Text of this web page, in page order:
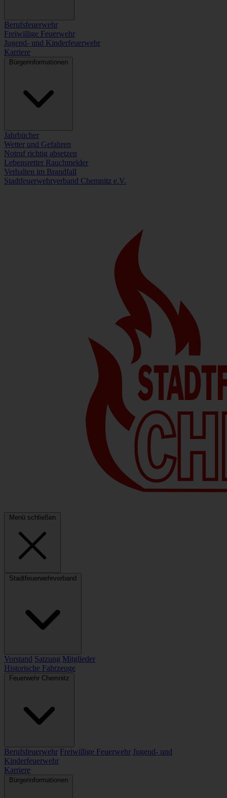
Berufsfeuerwehr
Freiwillige Feuerwehr
Jugend- und Kinderfeuerwehr
Karriere
Bürgerinformationen
Jahrbücher
Wetter und Gefahren
Notruf richtig absetzen
Lebensretter Rauchmelder
Verhalten im Brandfall
Stadtfeuerwehrverband Chemnitz e.V.
Menü schließen
Stadtfeuerwehrverband
Vorstand Satzung Mitglieder
Historische Fahrzeuge
Feuerwehr Chemnitz
Berufsfeuerwehr Freiwillige Feuerwehr Jugend- und
Kinderfeuerwehr
Karriere
Bürgerinformationen